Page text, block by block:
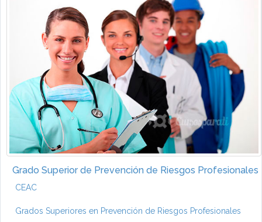
Grado Superior de Prevención de Riesgos Profesionales
CEAC
Grados Superiores en Prevención de Riesgos Profesionales